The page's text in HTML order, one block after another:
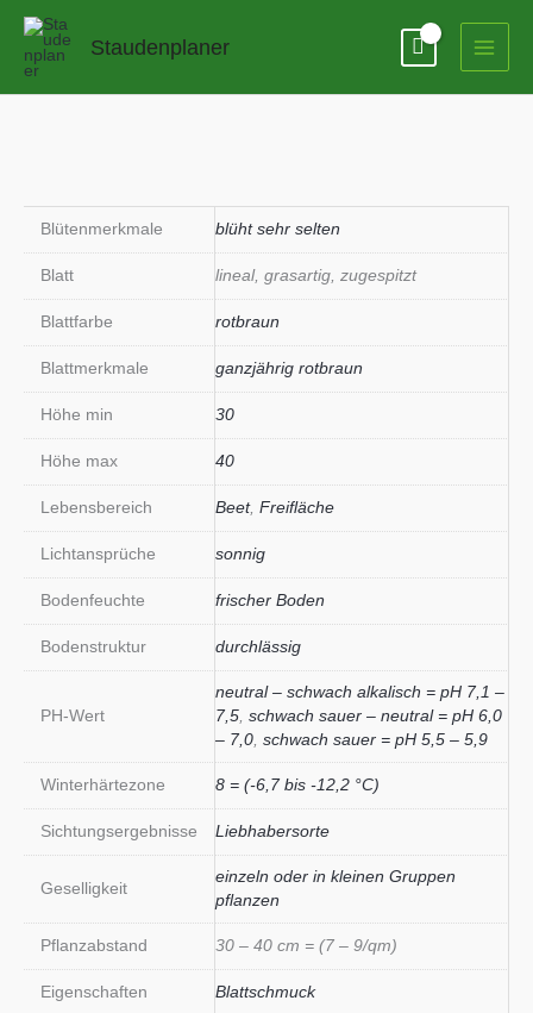
Zum
springen
Staudenplaner
Blütenmerkmale blüht sehr selten
Blatt lineal, grasartig, zugespitzt
Blattfarbe rotbraun
Blattmerkmale ganzjährig rotbraun
Höhe min 30
Höhe max 40
Lebensbereich Beet, Freifläche
Lichtansprüche sonnig
Bodenfeuchte frischer Boden
Bodenstruktur durchlässig
PH-Wert
neutral – schwach alkalisch = pH 7,1 –
7,5 schwach sauer – neutral = pH 6,0
– 7,0 schwach sauer = pH 5,5 – 5,9
Winterhärtezone 8 = (-6,7 bis -12,2 °C)
Sichtungsergebnisse Liebhabersorte
Geselligkeit
einzeln oder in kleinen Gruppen
pflanzen
Pflanzabstand 30 – 40 cm = (7 – 9/qm)
Eigenschaften Blattschmuck